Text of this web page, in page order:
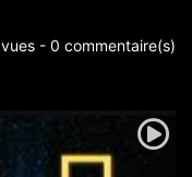
- 0 commentaire(s)